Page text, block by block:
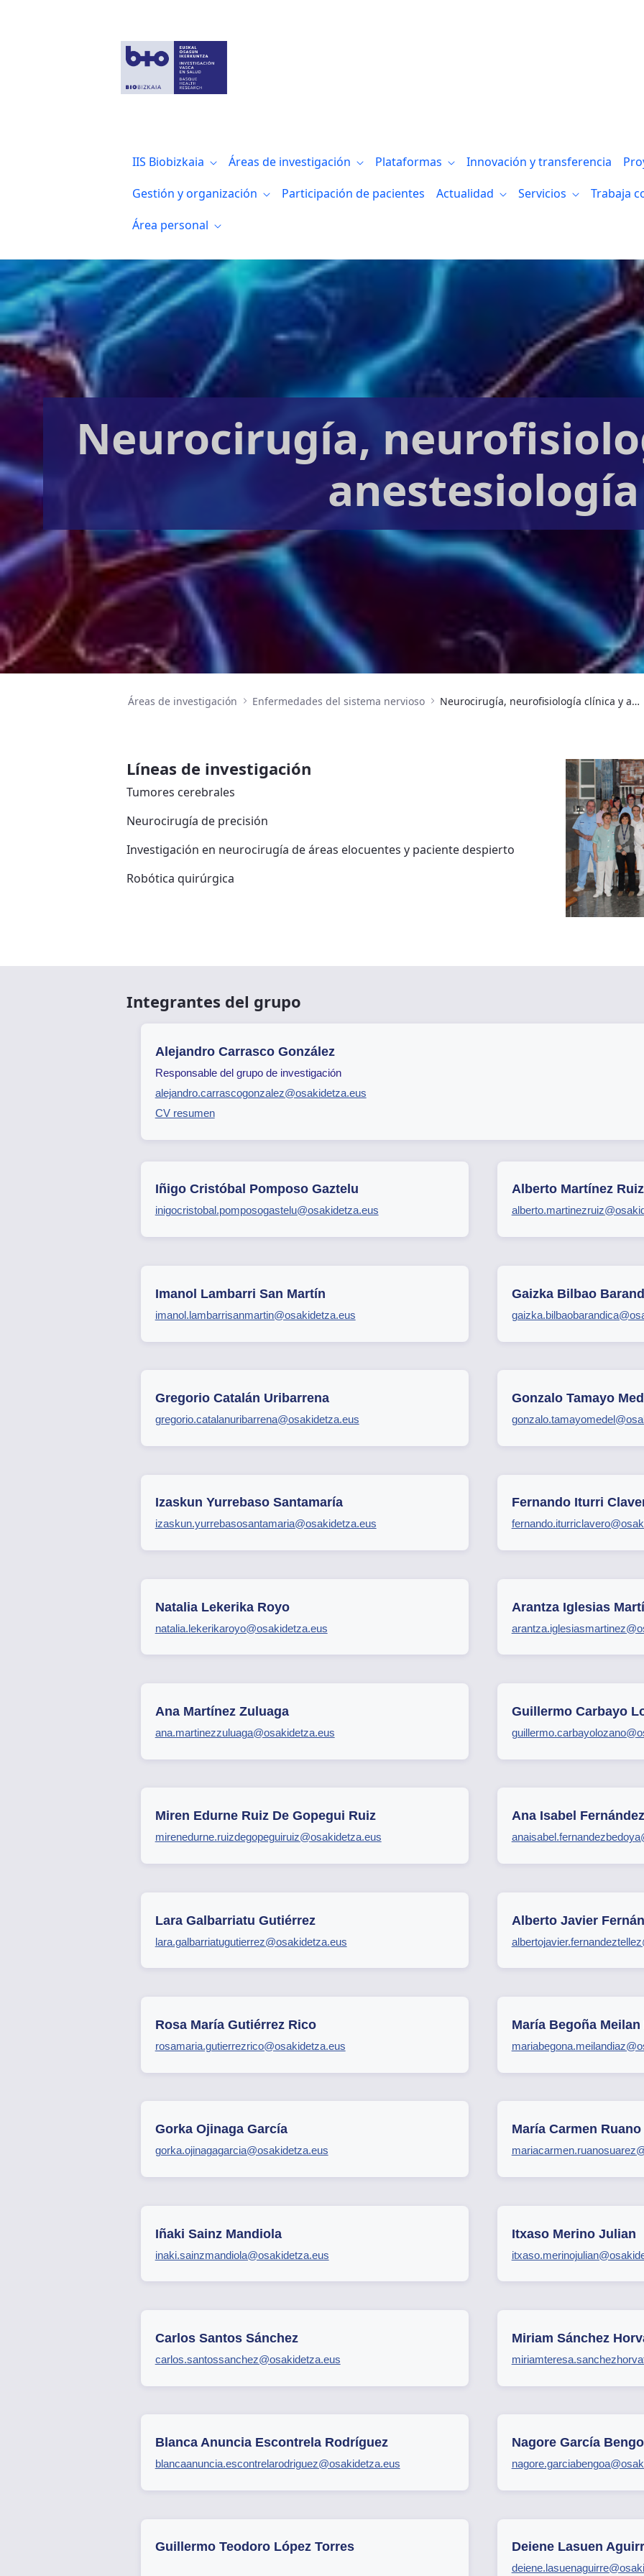
IIS Biobizkaia Áreas de investigación Plataformas Innovación y transferencia
Gestión y organización
Participación de pacientes Actualidad Servicios Trabaja
Área personal
Neurocirugía,
anestesiología
Áreas de investigación Enfermedades del sistema nervioso Neurocirugía, neurofisiología clínica y anestesiología
Líneas de investigación
Tumores cerebrales
Neurocirugía de precisión
Investigación en neurocirugía de áreas elocuentes y paciente despierto
Robótica quirúrgica
Integrantes del grupo
Alejandro Carrasco González
Responsable del grupo de investigación
alejandro.carrascogonzalez@osakidetza.eus
CV resumen
Iñigo Cristóbal Pomposo Gaztelu
inigocristobal.pomposogastelu@osakidetza.eus
Alberto Martínez Ruiz
Imanol Lambarri San Martín
imanol.lambarrisanmartin@osakidetza.eus
Gaizka Bilbao
Gregorio Catalán Uribarrena
gregorio.catalanuribarrena@osakidetza.eus
Gonzalo Tamayo
Izaskun Yurrebaso Santamaría
izaskun.yurrebasosantamaria@osakidetza.eus
Fernando Iturri
Natalia Lekerika Royo
natalia.lekerikaroyo@osakidetza.eus
Arantza Iglesias
Ana Martínez Zuluaga
ana.martinezzuluaga@osakidetza.eus
Guillermo Carbayo
Miren Edurne Ruiz De Gopegui Ruiz
mirenedurne.ruizdegopeguiruiz@osakidetza.eus
Ana Isabel
Lara Galbarriatu Gutiérrez
lara.galbarriatugutierrez@osakidetza.eus
Alberto Javier
Rosa María Gutiérrez Rico
rosamaria.gutierrezrico@osakidetza.eus
María Begoña Meilan
Gorka Ojinaga García
gorka.ojinagagarcia@osakidetza.eus
María Carmen Ruano
Iñaki Sainz Mandiola
inaki.sainzmandiola@osakidetza.eus
Itxaso Merino Julian
Carlos Santos Sánchez
carlos.santossanchez@osakidetza.eus
Miriam Sánchez
Blanca Anuncia Escontrela Rodríguez
blancaanuncia.escontrelarodriguez@osakidetza.eus
Nagore García
Guillermo Teodoro López Torres Deiene Lasuen